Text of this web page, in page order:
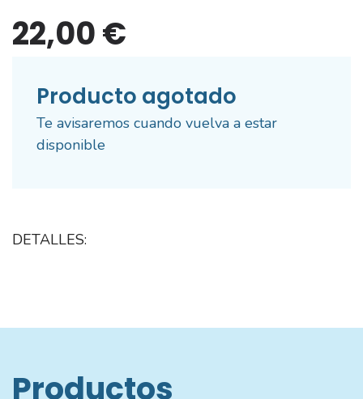
22,00 €
Producto agotado
Te avisaremos cuando vuelva a estar
disponible
DETALLES:
Productos